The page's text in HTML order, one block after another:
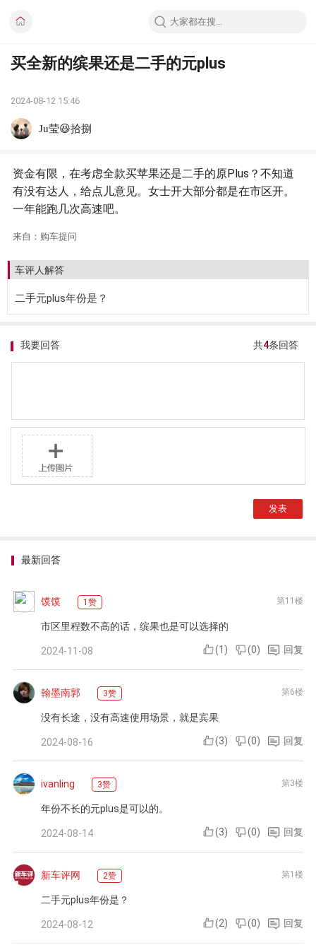
买全新的缤果还是二手的元plus
2024-08-12 15:46
Ju莹😆拾捌
资金有限，在考虑全款买苹果还是二手的原Plus？不知道
有没有达人，给点儿意见。女士开大部分都是在市区开。
一年能跑几次高速吧。
来自：购车提问
车评人解答
二手元plus年份是？
共4条回答
我要回答
最新回答
馍馍 1赞 第11楼
市区里程数不高的话，缤果也是可以选择的
2024-11-08 (1 ) (0) 回复
翰墨南郭 3赞 第6楼
没有长途，没有高速使用场景，就是宾果
2024-08-16 (3) (0) 回复
ivanling 3赞 第3楼
年份不长的元plus是可以的。
2024-08-14 (3) (0) 回复
新车评网 2赞 第1楼
二手元plus年份是？
2024-08-12 (2) (0) 回复